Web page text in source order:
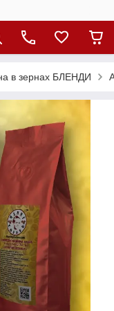
в зернах БЛЕНДИ